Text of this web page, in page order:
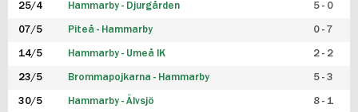
25/4 Hammarby - Djurgården 5 - 0
07/5 Piteå - Hammarby 0 - 7
14/5 Hammarby - Umeå IK 2 - 2
23/5 Brommapojkarna - Hammarby 5 - 3
30/5 Hammarby - Älvsjö 8 - 1